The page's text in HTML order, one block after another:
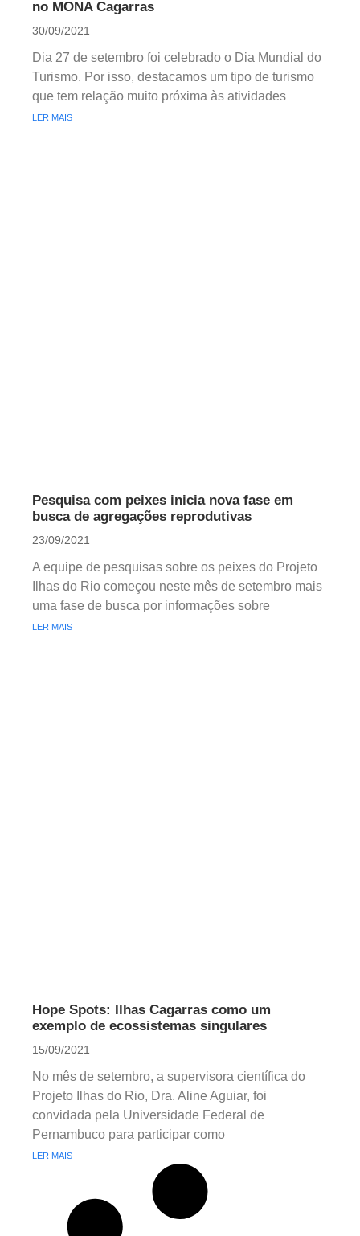
no MONA Cagarras
30/09/2021
Dia 27 de setembro foi celebrado o Dia Mundial do
Turismo. Por isso, destacamos um tipo de turismo
que tem relação muito próxima às atividades
LER MAIS
Pesquisa com peixes inicia nova fase em
busca de agregações reprodutivas
23/09/2021
A equipe de pesquisas sobre os peixes do Projeto
Ilhas do Rio começou neste mês de setembro mais
uma fase de busca por informações sobre
LER MAIS
Hope Spots: Ilhas Cagarras como um
exemplo de ecossistemas singulares
15/09/2021
No mês de setembro, a supervisora científica do
Projeto Ilhas do Rio, Dra. Aline Aguiar, foi
convidada pela Universidade Federal de
Pernambuco para participar como
LER MAIS